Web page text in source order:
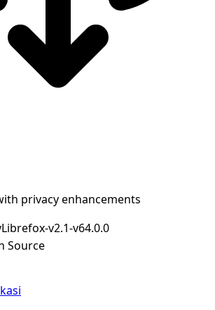
privacy enhancements
v2.1-v64.0.0
Source